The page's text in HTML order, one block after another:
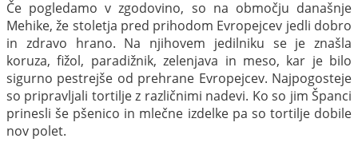
Če pogledamo v zgodovino, so na območju današnje
Mehike, že stoletja pred prihodom Evropejcev jedli dobro
in zdravo hrano. Na njihovem jedilniku se je znašla
koruza, fižol, paradižnik, zelenjava in meso, kar je bilo
sigurno pestrejše od prehrane Evropejcev. Najpogosteje
so pripravljali tortilje z različnimi nadevi. Ko so jim Španci
prinesli še pšenico in mlečne izdelke pa so tortilje dobile
nov polet.